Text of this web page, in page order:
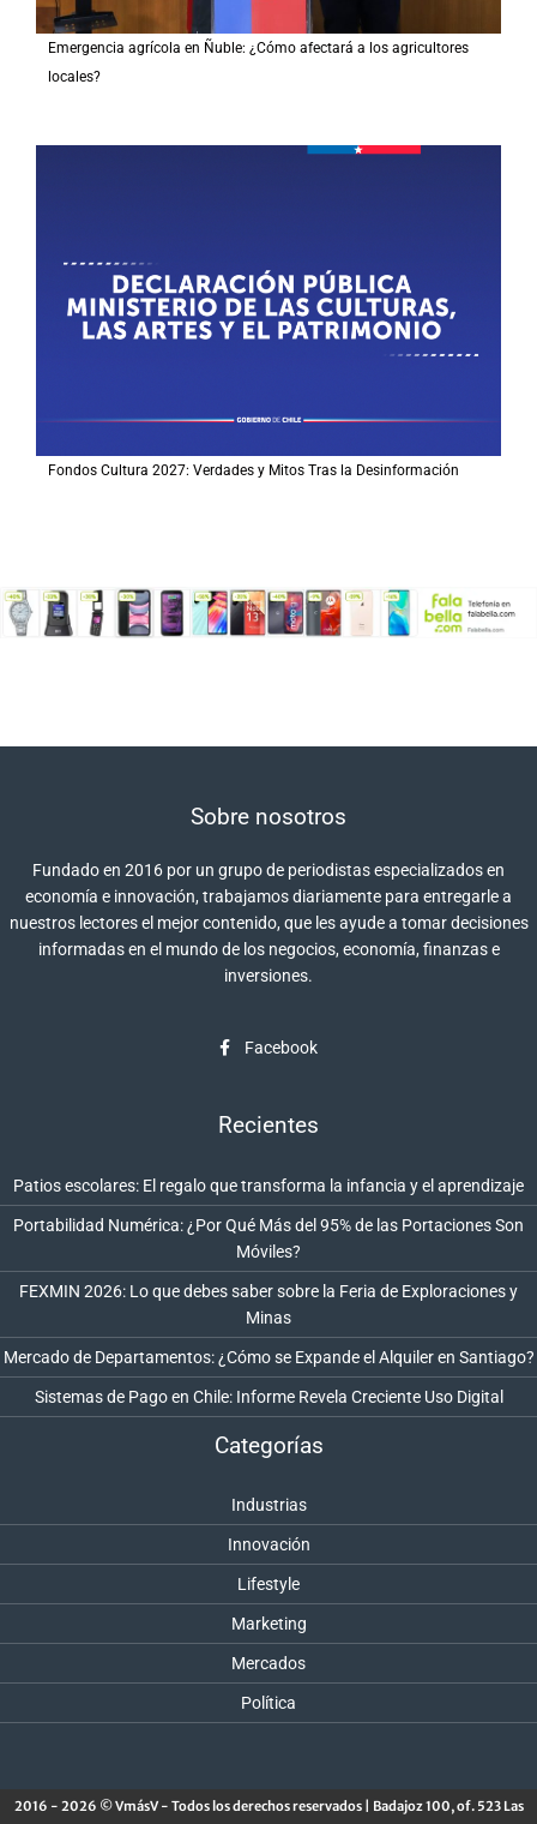
Emergencia agrícola en Ñuble: ¿Cómo afectará a los agricultores
locales?
Fondos Cultura 2027: Verdades y Mitos Tras la Desinformación
Sobre nosotros
Fundado en 2016 por un grupo de periodistas especializados en
economía e innovación, trabajamos diariamente para entregarle a
nuestros lectores el mejor contenido, que les ayude a tomar decisiones
informadas en el mundo de los negocios, economía, finanzas e
inversiones.
Facebook
Recientes
Patios escolares: El regalo que transforma la infancia y el aprendizaje
Portabilidad Numérica: ¿Por Qué Más del 95% de las Portaciones Son
Móviles?
FEXMIN 2026: Lo que debes saber sobre la Feria de Exploraciones y
Minas
Mercado de Departamentos: ¿Cómo se Expande el Alquiler en Santiago?
Sistemas de Pago en Chile: Informe Revela Creciente Uso Digital
Categorías
Industrias
Innovación
Lifestyle
Marketing
Mercados
Política
2016 - 2026 © VmásV - Todos los derechos reservados | Badajoz 100, of. 523 Las